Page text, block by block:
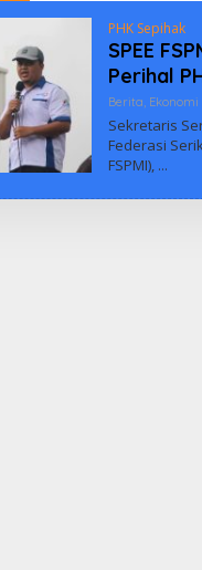
PHK Sepihak
SPEE
Perihal
Berita, Ekonomi
Sekretaris
Federasi
FSPMI),